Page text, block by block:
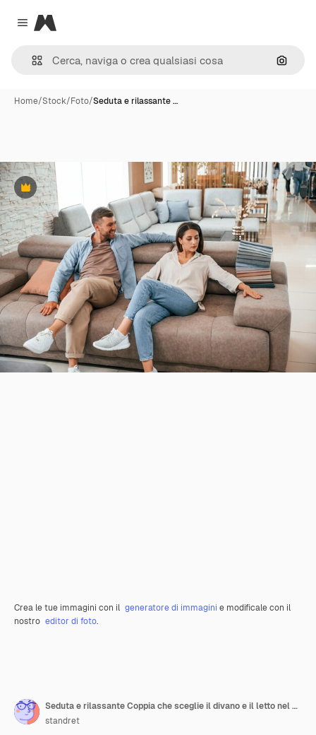
Close menu
Magnific
Cerca
Home/Stock/Foto/Seduta e rilassante …
Premium
Crea le tue immagini con il generatore di immagini e modificale con il
nostro editor di foto.
Seduta e rilassante Coppia che sceglie il divano e il letto nel negozio
standret